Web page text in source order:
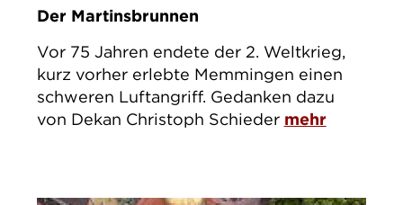
Der Martinsbrunnen
Vor 75 Jahren endete der 2. Weltkrieg,
kurz vorher erlebte Memmingen einen
schweren Luftangriff. Gedanken dazu
von Dekan Christoph Schieder mehr